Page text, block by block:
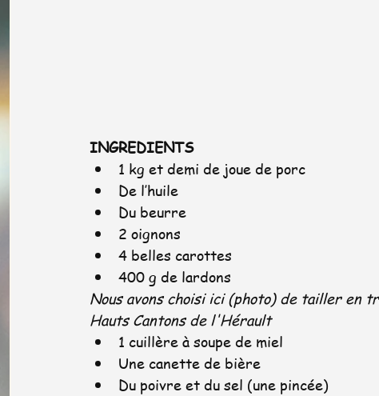
INGREDIENTS
1 kg et demi de joue de porc
De l’huile
Du beurre
2 oignons
4 belles carottes
400 g de lardons
Nous avons choisi ici (photo) de tailler en
Hauts Cantons de l'Hérault
1 cuillère à soupe de miel
Une canette de bière
Du poivre et du sel (une pincée)